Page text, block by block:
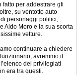
per addestrare gli
su ventotto auto
personaggi politici,
Aldo Moro e la sua scorta
vetture.
continuare a chiedere
avremmo il
dei privilegiati
era tra questi.